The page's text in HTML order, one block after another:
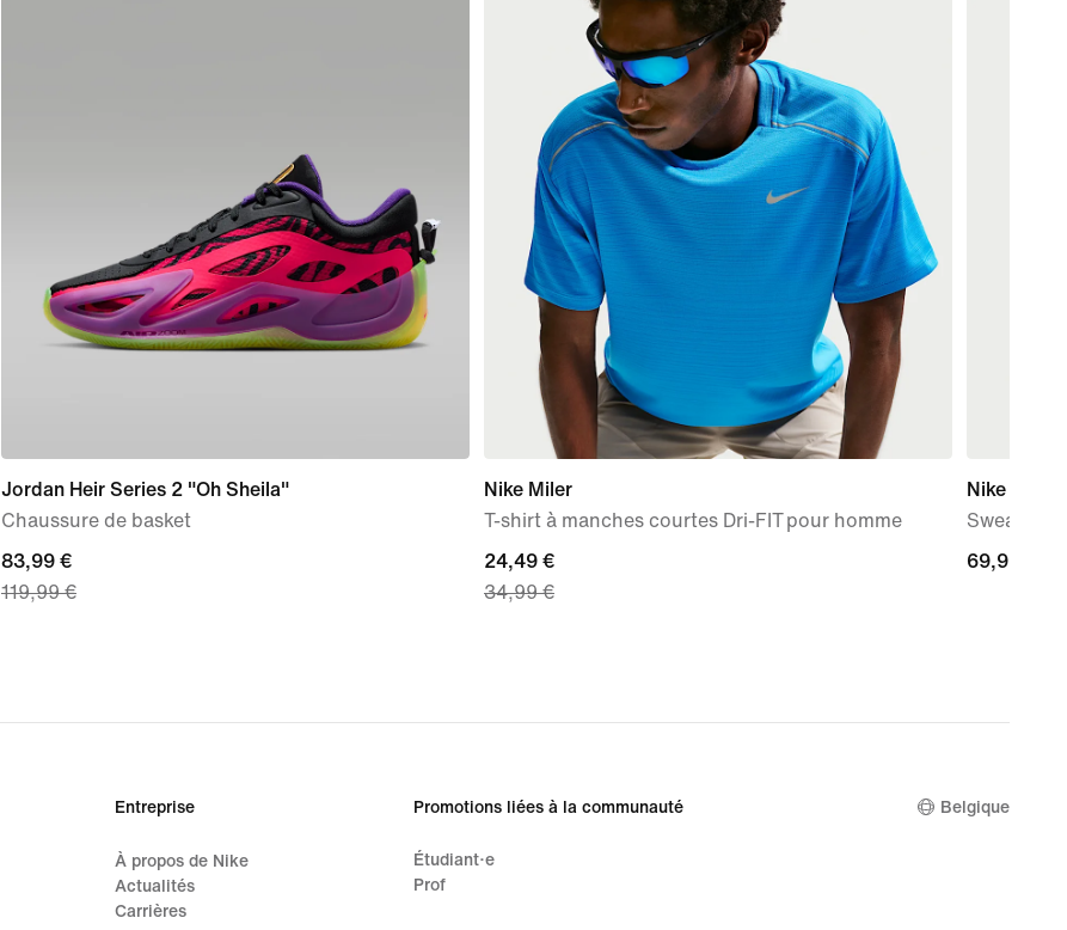
Jordan Heir Series 2 "Oh Sheila"
Chaussure de basket
current
price
119,99 €
83,99 €
119,99 €
Nike Miler
T-shirt à manches courtes Dri-FIT pour homme
current
price
34,99 €
24,49 €
34,99 €
Nike
Sweat à
69,99 €
69,99 €
Entreprise
À propos de Nike
Actualités
Carrières
Promotions liées à la communauté
Étudiant·e
Prof
Belgique